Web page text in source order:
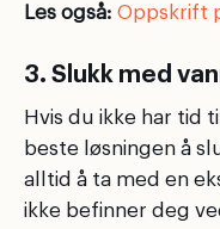
Les også: Oppskrift
3. Slukk med
Hvis du ikke har tid
beste løsningen å
alltid å ta med en
ikke befinner deg